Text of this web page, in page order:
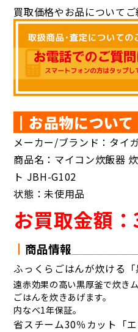
買取価格やお品についてご
┃お品物に
メーカー/ブランド：タイ
商品名：マイコン炊飯器
ト JBH-G102
状態：未使用品
お買取金額
┃ 商品情報
ふっくらごはんが炊ける「
遠赤効果の高い黒厚釜で炊き
ごはんを炊きあげます。
内なべ1年保証。
省スチーム30％カット「エ